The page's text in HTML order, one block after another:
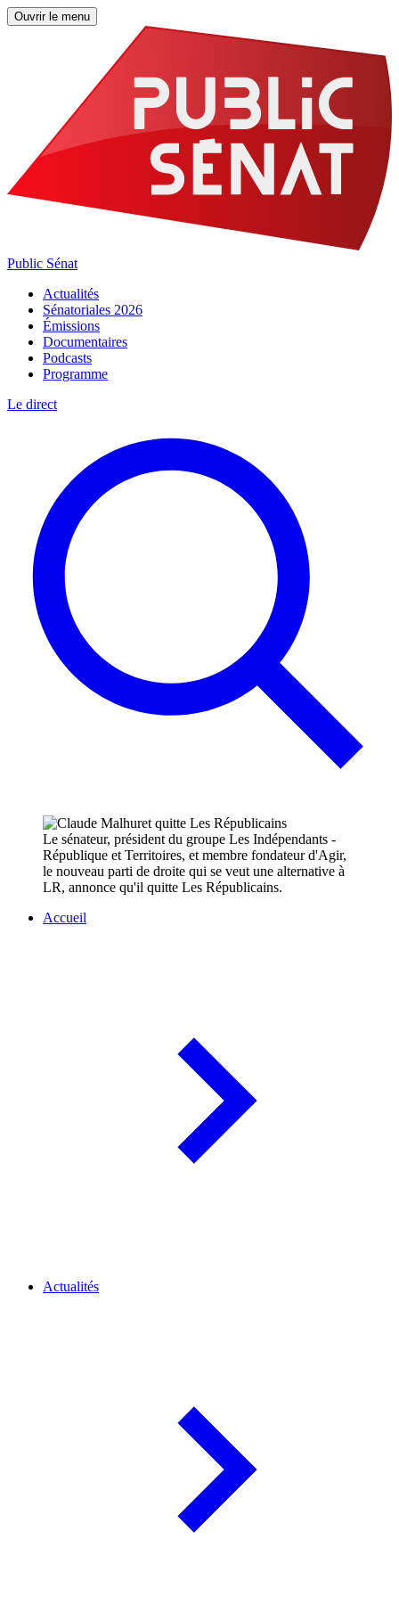
Ouvrir le menu
Public Sénat
Actualités
Sénatoriales 2026
Émissions
Documentaires
Podcasts
Programme
Le direct
Le sénateur, président du groupe Les Indépendants -
République et Territoires, et membre fondateur d'Agir,
le nouveau parti de droite qui se veut une alternative à
LR, annonce qu'il quitte Les Républicains.
Accueil
Actualités